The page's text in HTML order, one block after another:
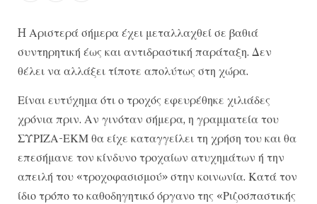
H Αριστερά σήμερα έχει μεταλλαχθεί σε βαθιά
συντηρητική έως και αντιδραστική παράταξη. Δεν
θέλει να αλλάξει τίποτε απολύτως στη χώρα.
Είναι ευτύχημα ότι ο τροχός εφευρέθηκε χιλιάδες
χρόνια πριν. Αν γινόταν σήμερα, η γραμματεία του
ΣΥΡΙΖΑ-ΕΚΜ θα είχε καταγγείλει τη χρήση του και θα
επεσήμανε τον κίνδυνο τροχαίων ατυχημάτων ή την
απειλή του «τροχοφασισμού» στην κοινωνία. Κατά τον
ίδιο τρόπο το καθοδηγητικό όργανο της «Ριζοσπαστικής